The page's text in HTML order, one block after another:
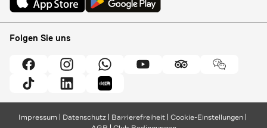
Folgen Sie uns
Impressum Datenschutz Barrierefreiheit Cookie-Einstellungen